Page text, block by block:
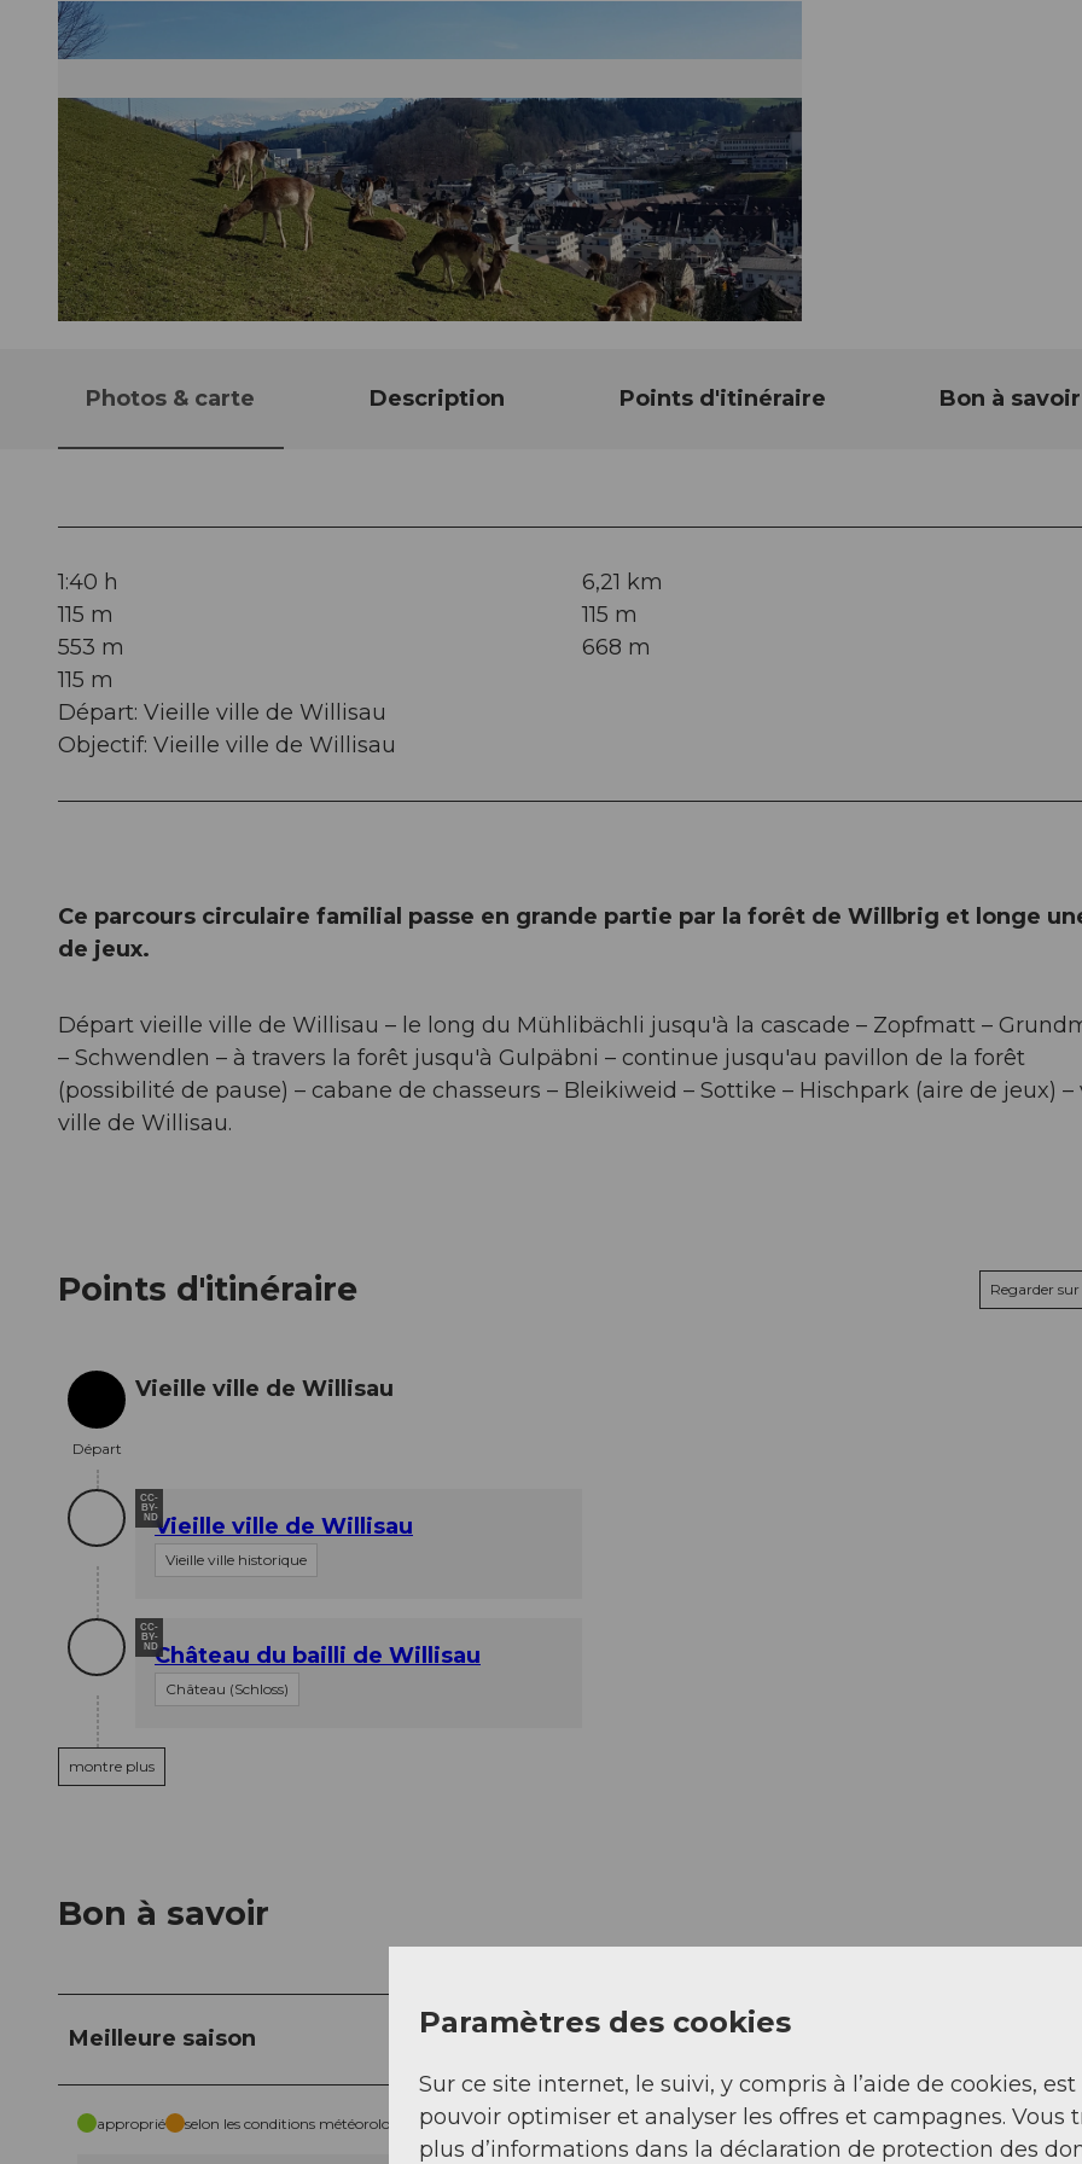
Photos & carte Description Points d'itinéraire Bon à savoir
1:40 h
6,21 km
115 m
115 m
553 m
668 m
115 m
Départ: Vieille ville de Willisau
Objectif: Vieille ville de Willisau
Ce parcours circulaire familial passe en grande partie par la forêt de Willbrig et longe
de jeux.
Départ vieille ville de Willisau – le long du Mühlibächli jusqu'à la cascade – Zopfmatt –
– Schwendlen – à travers la forêt jusqu'à Gulpäbni – continue jusqu'au pavillon de la forêt
(possibilité de pause) – cabane de chasseurs – Bleikiweid – Sottike – Hischpark (aire de jeux) –
ville de Willisau.
Points d'itinéraire Regarder
Départ
Départ
Vieille ville de Willisau
CC-
BY-
NDVieille ville de Willisau
Vieille ville historique
CC-
BY-
NDChâteau du bailli de Willisau
Château (Schloss)
montre plus
Bon à savoir
Meilleure saison
approprié selon les conditions météorologiques
Paramètres des cookies
Sur ce site internet, le suivi, y compris à l’aide de cookies,
pouvoir optimiser et analyser les offres et campagnes. Vous
plus d’informations dans la déclaration de protection des